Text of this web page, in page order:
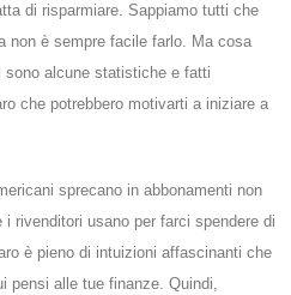
di risparmiare. Sappiamo tutti che
non è sempre facile farlo. Ma cosa
alcune statistiche e fatti
che potrebbero motivarti a iniziare a
sprecano in abbonamenti non
rivenditori usano per farci spendere di
è pieno di intuizioni affascinanti che
pensi alle tue finanze. Quindi,